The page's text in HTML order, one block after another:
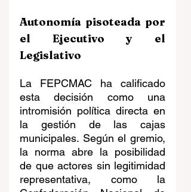
Autonomía pisoteada por
el Ejecutivo y el
Legislativo
La FEPCMAC ha calificado
esta decisión como una
intromisión política directa en
la gestión de las cajas
municipales. Según el gremio,
la norma abre la posibilidad
de que actores sin legitimidad
representativa, como la